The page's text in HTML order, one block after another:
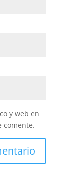
y web en
comente.